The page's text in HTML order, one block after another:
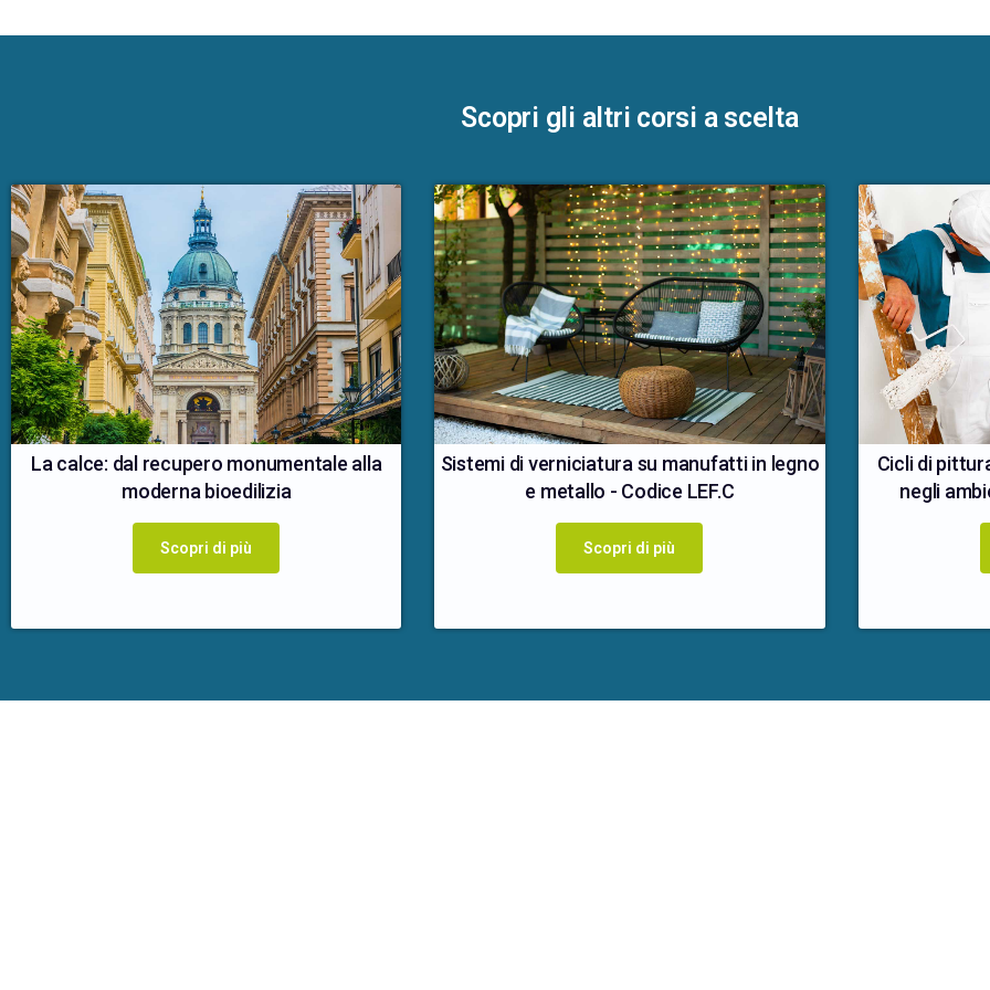
Scopri gli altri corsi a scelta
La calce: dal recupero monumentale alla
moderna bioedilizia
Scopri di più
Sistemi di verniciatura su manufatti in legno
e metallo - Codice LEF.C
Scopri di più
Cicli di
negli